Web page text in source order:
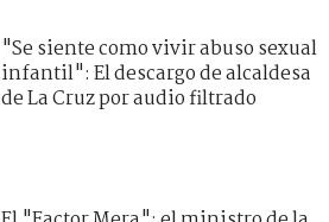
"Se siente como vivir abuso sexual
infantil": El descargo de alcaldesa
de La Cruz por audio filtrado